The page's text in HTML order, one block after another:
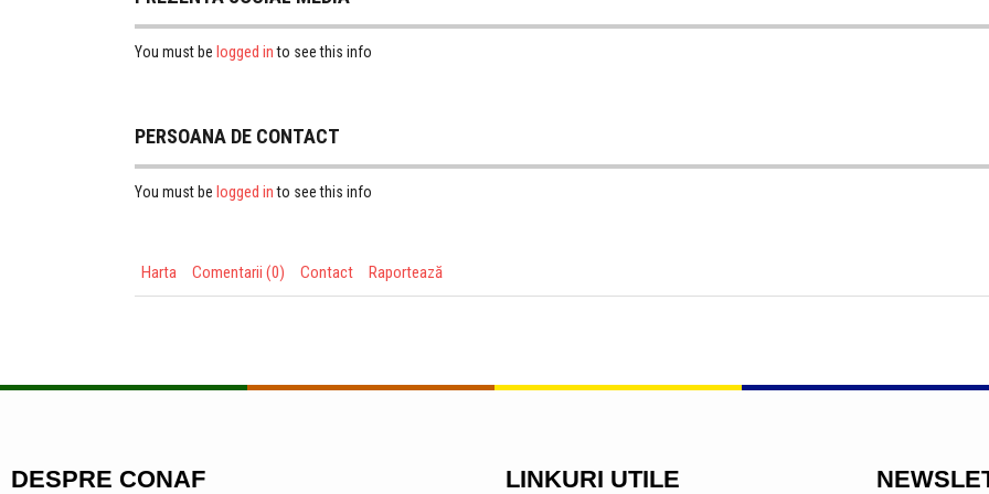
You must be logged into see this info
PERSOANA DE CONTACT
You must be logged into see this info
Harta Comentarii (0) Contact Raportează
DESPRE CONAF LINKURI UTILE